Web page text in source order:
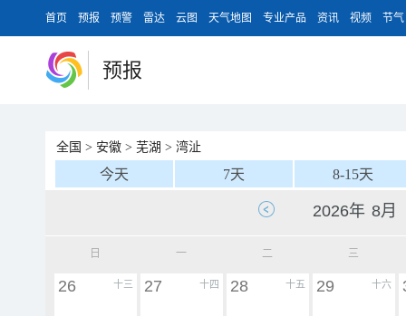
首页 预报 预警 雷达 云图 天气地图 专业产品 资讯 视频 节气
预报
全国 > 安徽 > 芜湖 > 湾沚
今天 7天 8-15天
日 一 二 三
十三
26 十四
27 十五
28 十六
29